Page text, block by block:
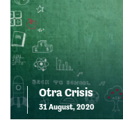
Otra Crisis
31 August, 2020